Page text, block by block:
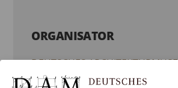
ORGANISATOR
DEUTSCHES
(DAM)